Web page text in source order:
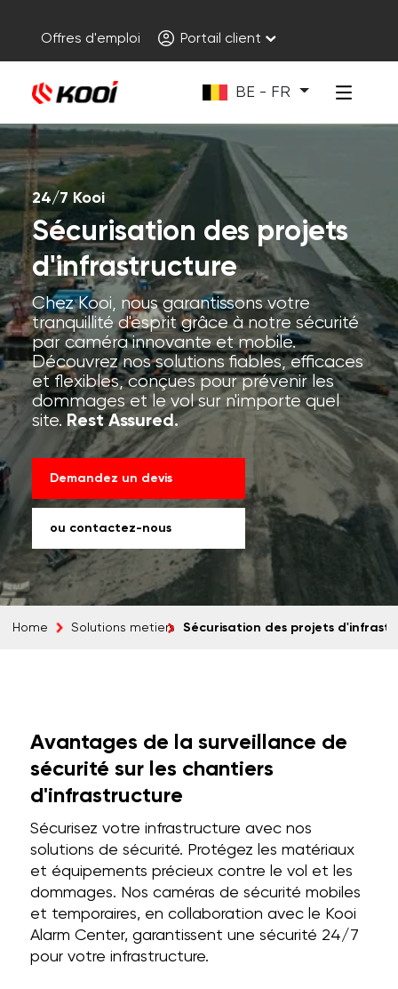
Offres d'emploi Portail client
BE - FR
24/7 Kooi
Sécurisation des projets
d'infrastructure
Chez Kooi, nous garantissons votre
tranquillité d'esprit grâce à notre sécurité
par caméra innovante et mobile.
Découvrez nos solutions fiables, efficaces
et flexibles, conçues pour prévenir les
dommages et le vol sur n'importe quel
site. Rest Assured.
Demandez un devis
ou contactez-nous
Home Solutions metiers Sécurisation des projets
Avantages de la surveillance de
sécurité sur les chantiers
d'infrastructure
Sécurisez votre infrastructure avec nos
solutions de sécurité. Protégez les matériaux
et équipements précieux contre le vol et les
dommages. Nos caméras de sécurité mobiles
et temporaires, en collaboration avec le Kooi
Alarm Center, garantissent une sécurité 24/7
pour votre infrastructure.